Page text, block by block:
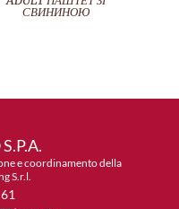
СВИНИНОЮ
e coordinamento della
S.r.l.